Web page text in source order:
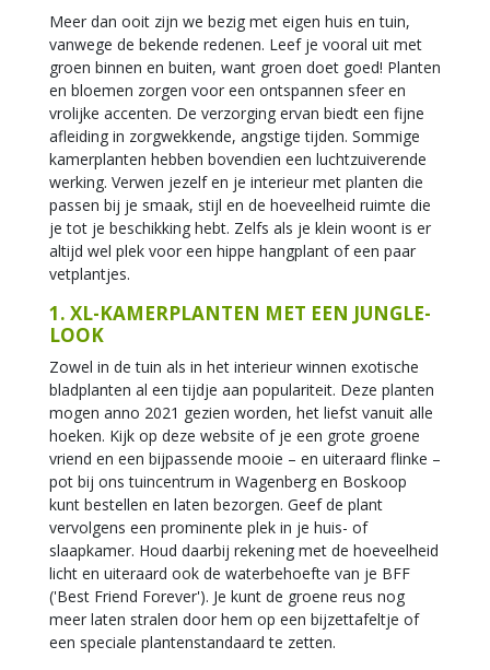
Meer dan ooit zijn we bezig met eigen huis en tuin,
vanwege de bekende redenen. Leef je vooral uit met
groen binnen en buiten, want groen doet goed! Planten
en bloemen zorgen voor een ontspannen sfeer en
vrolijke accenten. De verzorging ervan biedt een fijne
afleiding in zorgwekkende, angstige tijden. Sommige
kamerplanten hebben bovendien een luchtzuiverende
werking. Verwen jezelf en je interieur met planten die
passen bij je smaak, stijl en de hoeveelheid ruimte die
je tot je beschikking hebt. Zelfs als je klein woont is er
altijd wel plek voor een hippe hangplant of een paar
vetplantjes.
1. XL-KAMERPLANTEN MET EEN JUNGLE-
LOOK
Zowel in de tuin als in het interieur winnen exotische
bladplanten al een tijdje aan populariteit. Deze planten
mogen anno 2021 gezien worden, het liefst vanuit alle
hoeken. Kijk op deze website of je een grote groene
vriend en een bijpassende mooie – en uiteraard flinke –
pot bij ons tuincentrum in Wagenberg en Boskoop
kunt bestellen en laten bezorgen. Geef de plant
vervolgens een prominente plek in je huis- of
slaapkamer. Houd daarbij rekening met de hoeveelheid
licht en uiteraard ook de waterbehoefte van je BFF
('Best Friend Forever'). Je kunt de groene reus nog
meer laten stralen door hem op een bijzettafeltje of
een speciale plantenstandaard te zetten.